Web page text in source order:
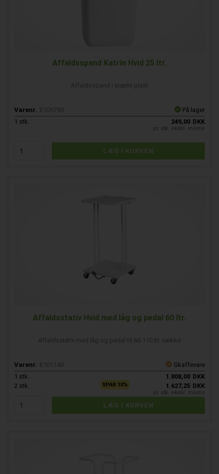
Affaldsspand Katrin Hvid 25 ltr.
Affaldsspand i stærkt plast
Varenr. E109790
På lager
1 stk. 249,00 DKK
pr. stk. ekskl. moms
Affaldsstativ Hvid med låg og pedal 60 ltr.
Affaldsstativ med låg og pedal til 60-110 ltr. sække
Varenr. E101140
Skaffevare
1 stk. 1.808,00 DKK
2 stk. SPAR 10% 1.627,25 DKK
pr. stk. ekskl. moms